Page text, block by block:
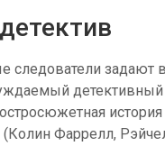
Фаррелл,